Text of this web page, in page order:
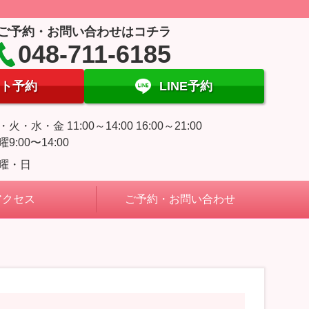
予約・お問い合わせはコチラ
048-711-6185
予約 LINE予約
火・水・金 11:00～14:00 16:00～21:00
9:00〜14:00
・日
クセス ご予約・お問い合わせ